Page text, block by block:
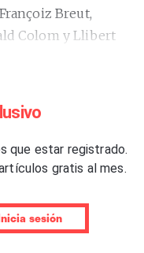
Breut,
Colom y Llibert
o proyecto –
musical
a partes iguales,
a tener cabida.
instrumental y
trabajos como
que estar registrado.
gratis al mes.
sesión